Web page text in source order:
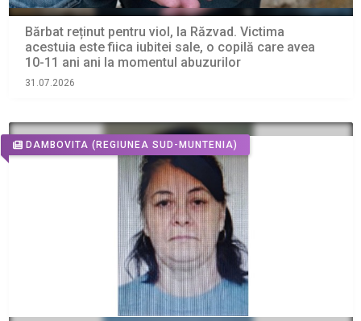
Bărbat reținut pentru viol, la Răzvad. Victima
acestuia este fiica iubitei sale, o copilă care avea
10-11 ani ani la momentul abuzurilor
31.07.2026
DAMBOVITA (REGIUNEA SUD-MUNTENIA)